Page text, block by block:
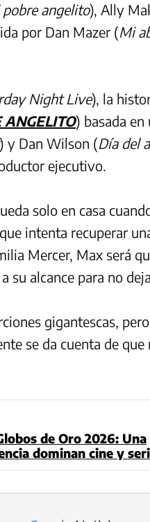
angelito), Ally
por Dan Mazer (Mi
Night Live), la
ANGELITO) basada
) y Dan Wilson (Día del
ejecutivo.
solo en casa
intenta recuperar
Mercer, Max será
su alcance para no
gigantescas,
se da cuenta de que
de Oro 2026: Una
dominan cine y